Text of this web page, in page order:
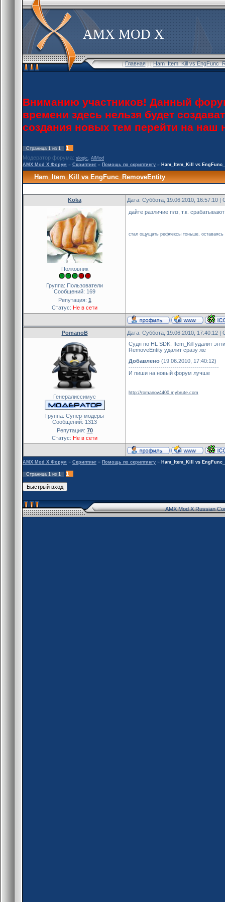
AMX MOD X
[Главная] [Ham_Item_Kill vs
Вниманию участников! Данный
времени здесь нельзя будет
создания новых тем перейти на
Страница 1 из 1
1
Модератор форума: slogic
AlMod
AMX Mod X Форум » Скриптинг » Помощь по скриптингу » Ham_Item_Kill vs
Ham_Item_Kill vs EngFunc_RemoveEntity
Koka Дата: Суббота, 19.06.2010, 16:57:10
Полковник
Группа: Пользователи
Сообщений: 169
Репутация: 1
Статус: Не в сети
дайте различие плз, т.к.
стал ощущать рефлексы тоньше, оставаясь
PomanoB Дата: Суббота, 19.06.2010, 17:40:12
Генералиссимус
Группа: Cупер-модеры
Сообщений: 1313
Репутация: 70
Статус: Не в сети
Судя по HL SDK, Item_Kill удалит
RemoveEntity удалит сразу же
Добавлено (19.06.2010, 17:40:12)
---------------------------------------------
И пиши на новый форум лучше
http://romanov4400.mybrute.com
AMX Mod X Форум » Скриптинг » Помощь по скриптингу » Ham_Item_Kill vs
Страница 1 из 1 1
AMX Mod X Russian